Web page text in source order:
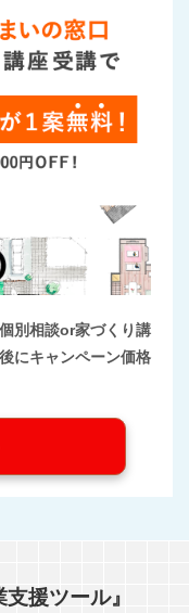
別相談or家づくり講
にキャンペーン価格
援ツール』